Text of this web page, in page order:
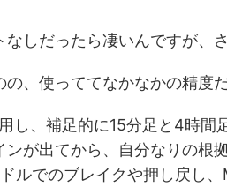
なしだったら凄いんですが、
、使っててなかなかの精度
し、補足的に15分足と4時
ンが出てから、自分なりの根
ルでのブレイクや押し戻し